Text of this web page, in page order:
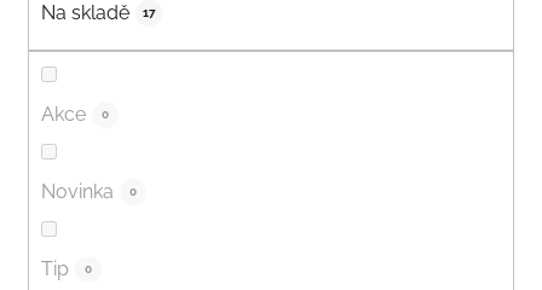
Na skladě 17
Akce 0
Novinka 0
Tip 0